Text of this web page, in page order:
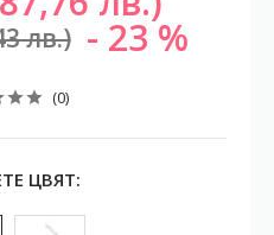
лв.) 23
(0)
ЦВЯТ: